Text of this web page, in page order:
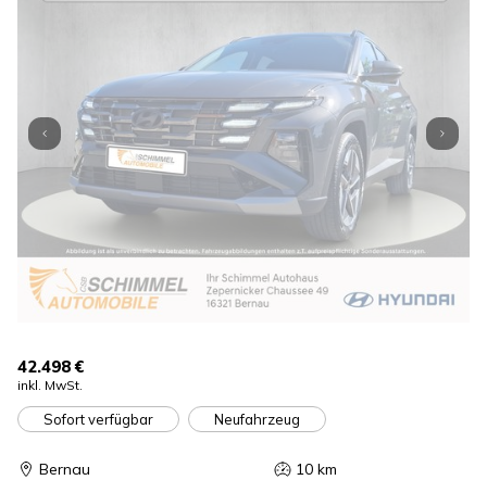
42.498 €
inkl. MwSt.
Sofort verfügbar Neufahrzeug
Bernau 10km